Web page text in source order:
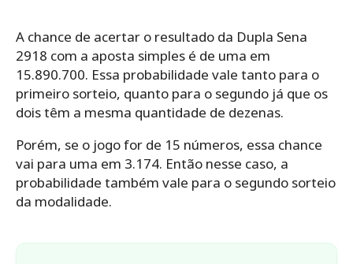
A chance de acertar o resultado da Dupla Sena
2918 com a aposta simples é de uma em
15.890.700. Essa probabilidade vale tanto para o
primeiro sorteio, quanto para o segundo já que os
dois têm a mesma quantidade de dezenas.
Porém, se o jogo for de 15 números, essa chance
vai para uma em 3.174. Então nesse caso, a
probabilidade também vale para o segundo sorteio
da modalidade.